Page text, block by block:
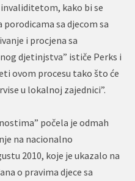
kako bi se
sa djecom sa
i procjena sa
djetinjstva” ističe Perks i
ovom procesu tako što će
u lokalnoj zajednici”.
počela je odmah
na nacionalno
2010, koje je ukazalo na
o pravima djece sa